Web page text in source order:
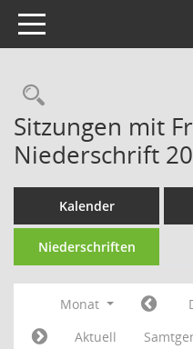
Toggle navigation
Sitzungen mit
Niederschrift
Kalender
Niederschriften
Monat
Aktuell